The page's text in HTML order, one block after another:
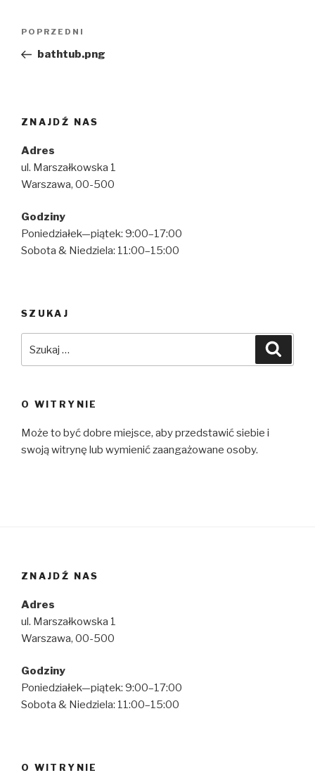
Poprzedni
wpis
POPRZEDNI
bathtub.png
ZNAJDŹ NAS
Adres
ul. Marszałkowska 1
Warszawa, 00-500
Godziny
Poniedziałek—piątek: 9:00–17:00
Sobota & Niedziela: 11:00–15:00
SZUKAJ
O WITRYNIE
Może to być dobre miejsce, aby przedstawić siebie i
swoją witrynę lub wymienić zaangażowane osoby.
ZNAJDŹ NAS
Adres
ul. Marszałkowska 1
Warszawa, 00-500
Godziny
Poniedziałek—piątek: 9:00–17:00
Sobota & Niedziela: 11:00–15:00
O WITRYNIE